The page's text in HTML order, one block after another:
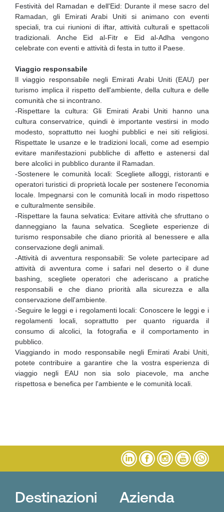
Festività del Ramadan e dell'Eid: Durante il mese sacro del
Ramadan, gli Emirati Arabi Uniti si animano con eventi
speciali, tra cui riunioni di iftar, attività culturali e spettacoli
tradizionali. Anche Eid al-Fitr e Eid al-Adha vengono
celebrate con eventi e attività di festa in tutto il Paese.
Viaggio responsabile
Il viaggio responsabile negli Emirati Arabi Uniti (EAU) per
turismo implica il rispetto dell'ambiente, della cultura e delle
comunità che si incontrano.
-Rispettare la cultura: Gli Emirati Arabi Uniti hanno una
cultura conservatrice, quindi è importante vestirsi in modo
modesto, soprattutto nei luoghi pubblici e nei siti religiosi.
Rispettate le usanze e le tradizioni locali, come ad esempio
evitare manifestazioni pubbliche di affetto e astenersi dal
bere alcolici in pubblico durante il Ramadan.
-Sostenere le comunità locali: Scegliete alloggi, ristoranti e
operatori turistici di proprietà locale per sostenere l'economia
locale. Impegnarsi con le comunità locali in modo rispettoso
e culturalmente sensibile.
-Rispettare la fauna selvatica: Evitare attività che sfruttano o
danneggiano la fauna selvatica. Scegliete esperienze di
turismo responsabile che diano priorità al benessere e alla
conservazione degli animali.
-Attività di avventura responsabili: Se volete partecipare ad
attività di avventura come i safari nel deserto o il dune
bashing, scegliete operatori che aderiscano a pratiche
responsabili e che diano priorità alla sicurezza e alla
conservazione dell'ambiente.
-Seguire le leggi e i regolamenti locali: Conoscere le leggi e i
regolamenti locali, soprattutto per quanto riguarda il
consumo di alcolici, la fotografia e il comportamento in
pubblico.
Viaggiando in modo responsabile negli Emirati Arabi Uniti,
potete contribuire a garantire che la vostra esperienza di
viaggio negli EAU non sia solo piacevole, ma anche
rispettosa e benefica per l'ambiente e le comunità locali.
Destinazioni Azienda